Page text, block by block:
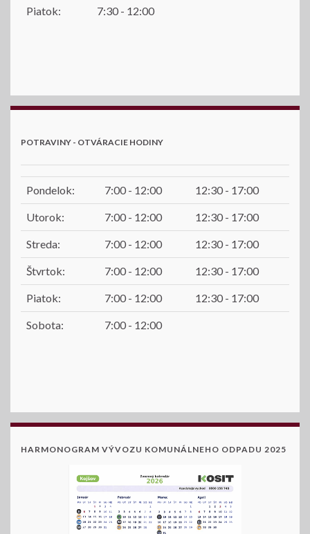
Piatok: 7:30 - 12:00
POTRAVINY - OTVÁRACIE HODINY
Pondelok: 7:00 - 12:00 12:30 - 17:00
Utorok: 7:00 - 12:00 12:30 - 17:00
Streda: 7:00 - 12:00 12:30 - 17:00
Štvrtok: 7:00 - 12:00 12:30 - 17:00
Piatok: 7:00 - 12:00 12:30 - 17:00
Sobota: 7:00 - 12:00
HARMONOGRAM VÝVOZU KOMUNÁLNEHO ODPADU 2025